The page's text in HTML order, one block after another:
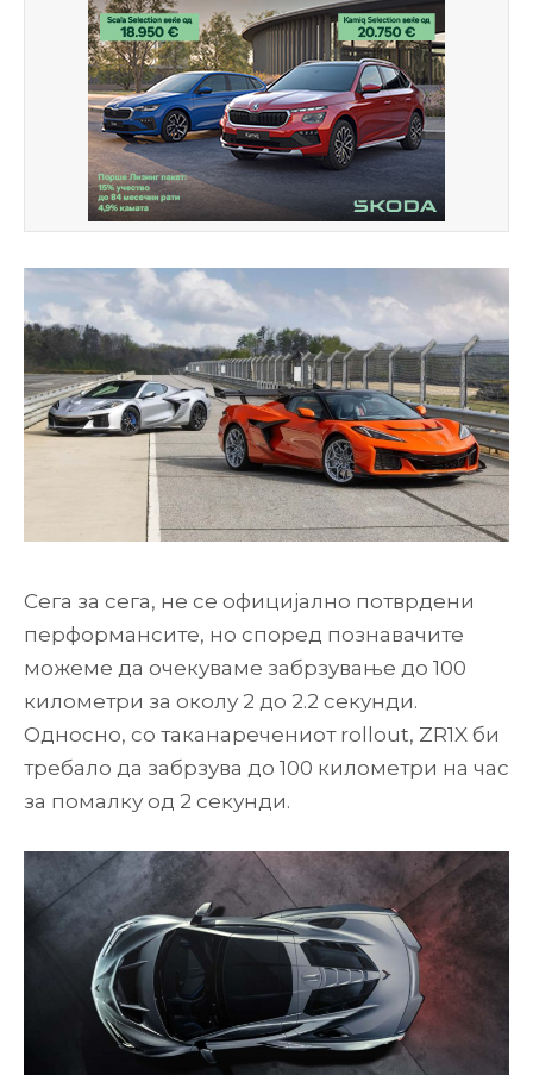
Сега за сега, не се официјално потврдени
перформансите, но според познавачите
можеме да очекуваме забрзување до 100
километри за околу 2 до 2.2 секунди.
Односно, со таканаречениот rollout, ZR1X би
требало да забрзува до 100 километри на час
за помалку од 2 секунди.